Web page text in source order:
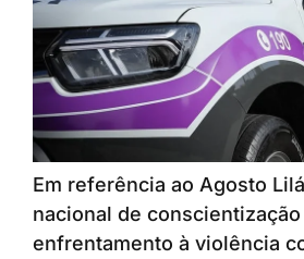
Em referência ao Agosto
nacional de conscientização
enfrentamento à violência